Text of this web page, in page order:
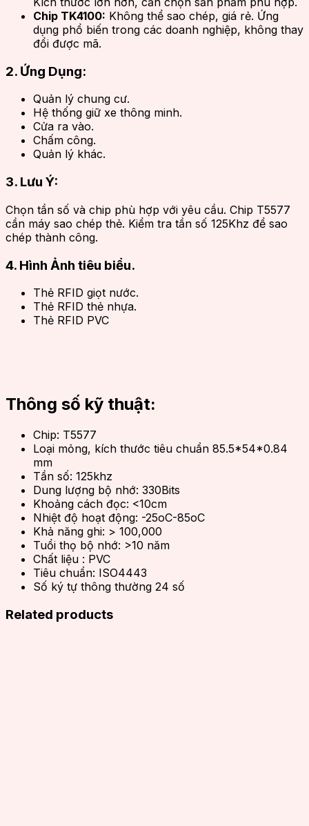
Chip TK4100: Không thể sao chép, giá rẻ. Ứng
dụng phổ biến trong các doanh nghiệp, không thay
đổi được mã.
2. Ứng Dụng:
Quản lý chung cư.
Hệ thống giữ xe thông minh.
Cửa ra vào.
Chấm công.
Quản lý khác.
3. Lưu Ý:
Chọn tần số và chip phù hợp với yêu cầu. Chip T5577
cần máy sao chép thẻ. Kiểm tra tần số 125Khz để sao
chép thành công.
4. Hình Ảnh tiêu biểu.
Thẻ RFID giọt nước.
Thẻ RFID thẻ nhựa.
Thẻ RFID PVC
Thông số kỹ thuật:
Chip: T5577
Loại mỏng, kích thước tiêu chuẩn 85.5*54*0.84
mm
Tần số: 125khz
Dung lượng bộ nhớ: 330Bits
Khoảng cách đọc: <10cm
Nhiệt độ hoạt động: -25oC-85oC
Khả năng ghi: > 100,000
Tuổi thọ bộ nhớ: >10 năm
Chất liệu : PVC
Tiêu chuẩn: ISO4443
Số ký tự thông thường 24 số
Related products